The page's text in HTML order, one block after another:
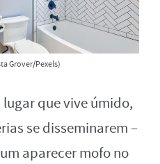
Grover/Pexels)
que vive úmido,
se disseminarem –
aparecer mofo no